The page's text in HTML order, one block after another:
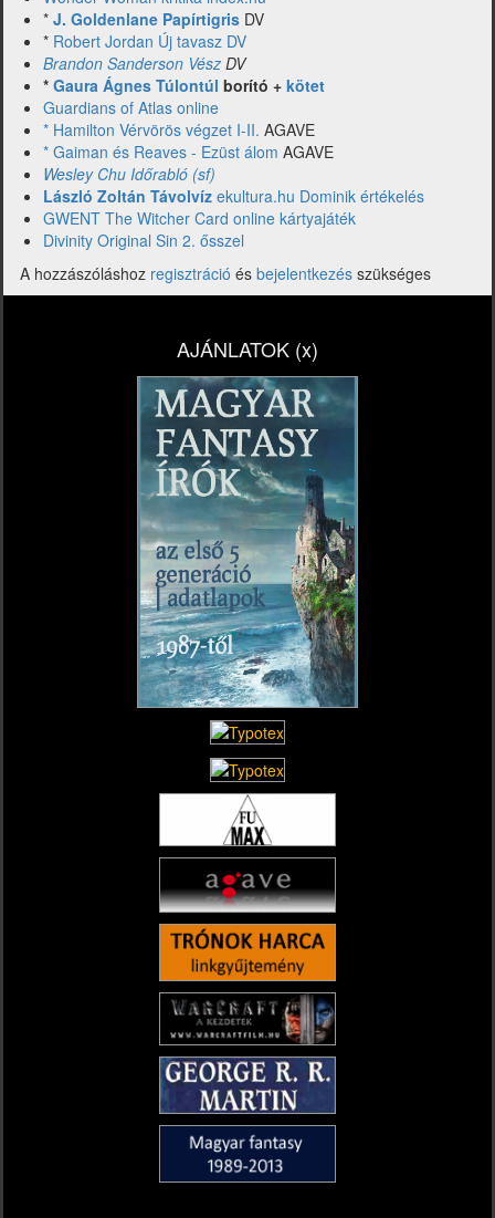
* J. Goldenlane Papírtigris DV
* Robert Jordan Új tavasz DV
Brandon Sanderson Vész DV
* Gaura Ágnes Túlontúl borító + kötet
Guardians of Atlas online
* Hamilton Vérvörös végzet I-II. AGAVE
* Gaiman és Reaves - Ezüst álom AGAVE
Wesley Chu Időrabló (sf)
László Zoltán Távolvíz ekultura.hu Dominik értékelés
GWENT The Witcher Card online kártyajáték
Divinity Original Sin 2. ősszel
A hozzászóláshoz regisztráció és bejelentkezés szükséges
AJÁNLATOK (x)